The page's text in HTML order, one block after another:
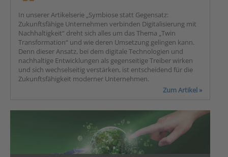
In unserer Artikelserie „Symbiose statt Gegensatz:
Zukunftsfähige Unternehmen verbinden Digitalisierung mit
Nachhaltigkeit“ dreht sich alles um das Thema „Twin
Transformation“ und wie deren Umsetzung gelingen kann.
Denn dieser Ansatz, bei dem digitale Technologien und
nachhaltige Entwicklungen als gegenseitige Treiber wirken
und sich wechselseitig verstärken, ist entscheidend für die
Zukunftsfähigkeit moderner Unternehmen.
Zum Artikel »